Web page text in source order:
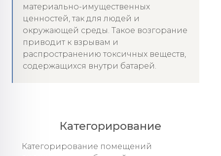
материально-имущественных
ценностей, так для людей и
окружающей среды. Такое возгорание
приводит к взрывам и
распространению токсичных веществ,
содержащихся внутри батарей.
Категорирование
Категорирование помещений